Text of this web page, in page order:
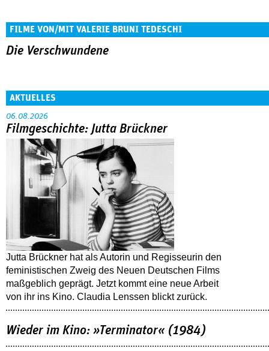
FILME VON/MIT VALERIE BRUNI TEDESCHI
Die Verschwundene
AKTUELLES
06.08.2026
Filmgeschichte: Jutta Brückner
Jutta Brückner hat als Autorin und Regisseurin den
feministischen Zweig des Neuen Deutschen Films
maßgeblich geprägt. Jetzt kommt eine neue Arbeit
von ihr ins Kino. Claudia Lenssen blickt zurück.
Wieder im Kino: »Terminator« (1984)